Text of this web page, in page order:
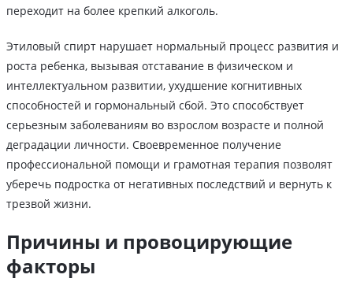
переходит на более крепкий алкоголь.
Этиловый спирт нарушает нормальный процесс развития и
роста ребенка, вызывая отставание в физическом и
интеллектуальном развитии, ухудшение когнитивных
способностей и гормональный сбой. Это способствует
серьезным заболеваниям во взрослом возрасте и полной
деградации личности. Своевременное получение
профессиональной помощи и грамотная терапия позволят
уберечь подростка от негативных последствий и вернуть к
трезвой жизни.
Причины и провоцирующие
факторы